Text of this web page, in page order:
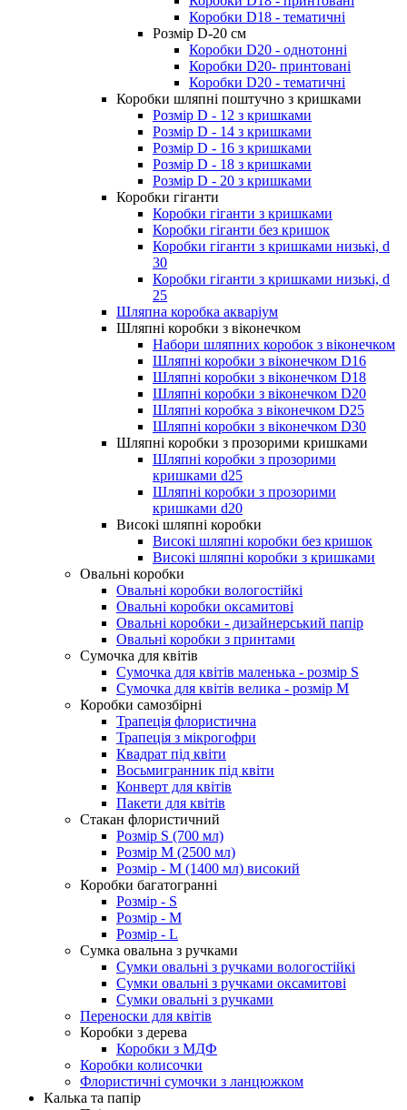
Коробки D18 - тематичні
Розмір D-20 cм
Коробки D20 - однотонні
Коробки D20- принтовані
Коробки D20 - тематичні
Коробки шляпні поштучно з кришками
Розмір D - 12 з кришками
Розмір D - 14 з кришками
Розмір D - 16 з кришками
Розмір D - 18 з кришками
Розмір D - 20 з кришками
Коробки гіганти
Коробки гіганти з кришками
Коробки гіганти без кришок
Коробки гіганти з кришками низькі, d
30
Коробки гіганти з кришками низькі, d
25
Шляпна коробка акваріум
Шляпні коробки з віконечком
Набори шляпних коробок з віконечком
Шляпні коробки з віконечком D16
Шляпні коробки з віконечком D18
Шляпні коробки з віконечком D20
Шляпні коробка з віконечком D25
Шляпні коробки з віконечком D30
Шляпні коробки з прозорими кришками
Шляпні коробки з прозорими
кришками d25
Шляпні коробки з прозорими
кришками d20
Високі шляпні коробки
Високі шляпні коробки без кришок
Високі шляпні коробки з кришками
Овальні коробки
Овальні коробки вологостійкі
Овальні коробки оксамитові
Овальні коробки - дизайнерський папір
Овальні коробки з принтами
Сумочка для квітів
Сумочка для квітів маленька - розмір S
Сумочка для квітів велика - розмір М
Коробки самозбірні
Трапеція флористична
Трапеція з мікрогофри
Квадрат під квіти
Восьмигранник під квіти
Конверт для квітів
Пакети для квітів
Стакан флористичний
Розмір S (700 мл)
Розмір М (2500 мл)
Розмір - М (1400 мл) високий
Коробки багатогранні
Розмір - S
Розмір - М
Розмір - L
Сумка овальна з ручками
Сумки овальні з ручками вологостійкі
Сумки овальні з ручками оксамитові
Сумки овальні з ручками
Переноски для квітів
Коробки з дерева
Коробки з МДФ
Коробки колисочки
Флористичні сумочки з ланцюжком
Калька та папір